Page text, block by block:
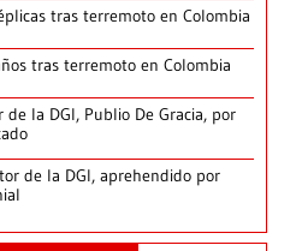
tras terremoto en Colombia
tras terremoto en Colombia
la DGI, Publio De Gracia, por
de la DGI, aprehendido por